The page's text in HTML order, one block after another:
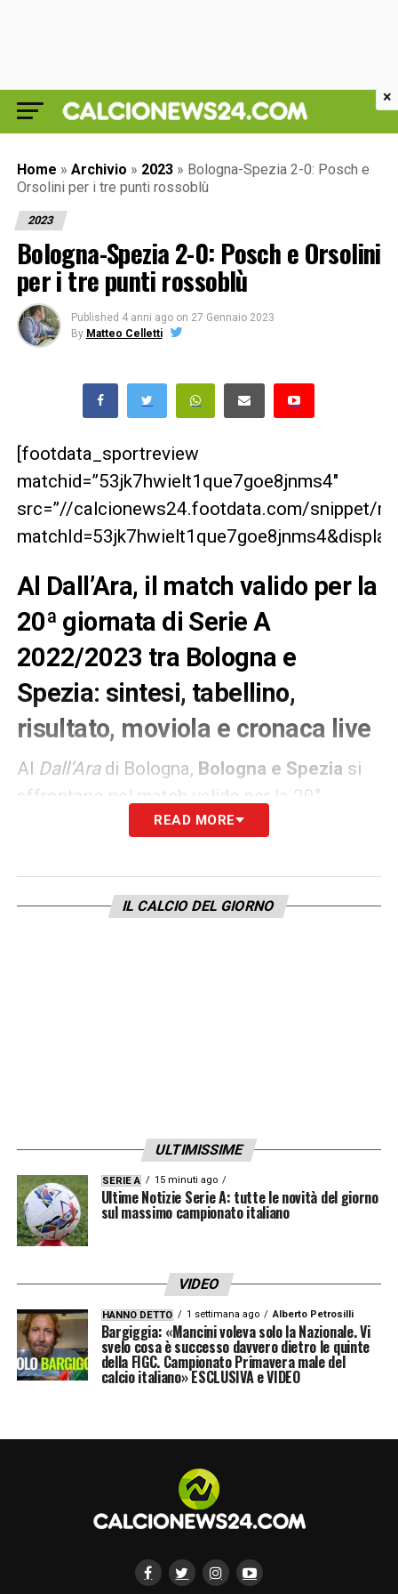
Home » Archivio » 2023 » Bologna-Spezia 2-0: Posch e
Orsolini per i tre punti rossoblù
2023
Bologna-Spezia 2-0: Posch e Orsolini
per i tre punti rossoblù
Published 4 anni ago on 27 Gennaio 2023
By Matteo Celletti
[footdata_sportreview
matchid=”53jk7hwielt1que7goe8jnms4″
src=”//calcionews24.footdata.com/snippet/
Al Dall’Ara, il match valido per la
20ª giornata di Serie A
2022/2023 tra Bologna e
Spezia: sintesi, tabellino,
risultato, moviola e cronaca live
Al Dall’Ara di Bologna, Bologna e Spezia si
affrontano nel match valido per la 20°
giornata di campionato diSerie A
LA PLAYLIST DELLE NOSTRE TOP NEWS
READ MORE
IL CALCIO DEL GIORNO
ULTIMISSIME
SERIE A 15 minuti ago
Ultime Notizie Serie A: tutte le novità del giorno
sul massimo campionato italiano
VIDEO
HANNO DETTO 1 settimana ago Alberto Petrosilli
Bargiggia: «Mancini voleva solo la Nazionale. Vi
svelo cosa è successo davvero dietro le quinte
della FIGC. Campionato Primavera male del
calcio italiano» ESCLUSIVA e VIDEO
×